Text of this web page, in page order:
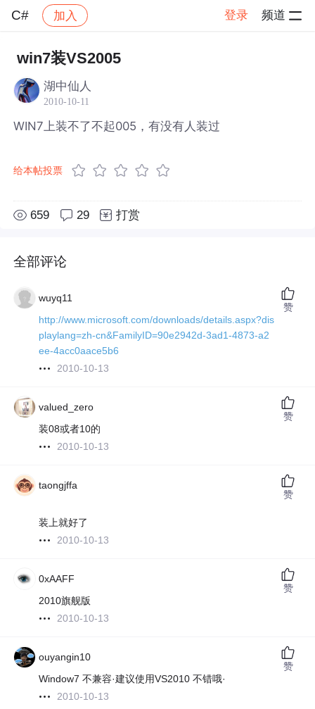
C# 加入 登录 频道
社区 C#
win7装VS2005
湖中仙人
2010-10-11
WIN7上装不了不起005，有没有人装过
给本帖投票
659 29 打赏
全部评论
wuyq11
http://www.microsoft.com/downloads/details.aspx?dis
playlang=zh-cn&FamilyID=90e2942d-3ad1-4873-a2
ee-4acc0aace5b6
2010-10-13
赞
valued_zero
装08或者10的
2010-10-13
赞
taongjffa
装上就好了
2010-10-13
赞
0xAAFF
2010旗舰版
2010-10-13
赞
ouyangin10
Window7 不兼容·建议使用VS2010 不错哦·
2010-10-13
赞